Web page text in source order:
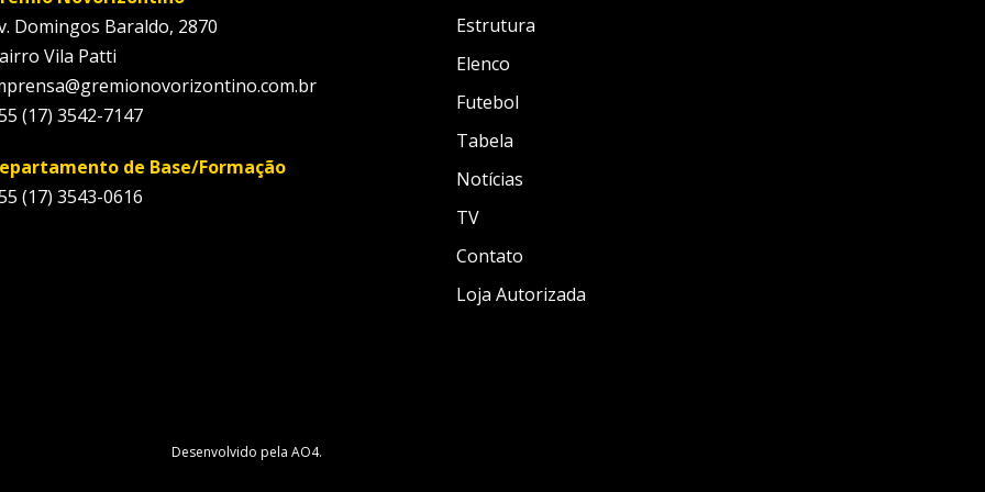
Domingos Baraldo, 2870
Vila Patti
(17) 3542-7147
de Base/Formação
(17) 3543-0616
Estrutura
Elenco
Futebol
Tabela
Notícias
TV
Contato
Loja Autorizada
Desenvolvido pela AO4.